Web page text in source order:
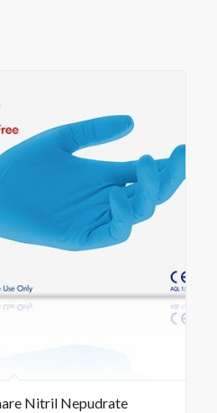
Nitril Nepudrate